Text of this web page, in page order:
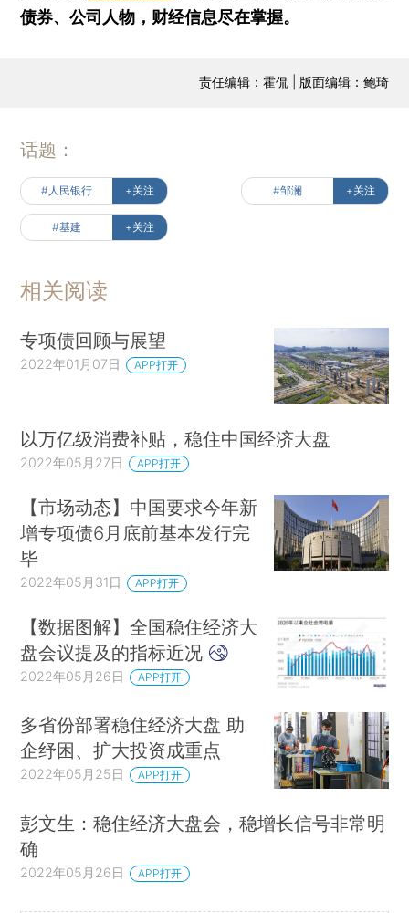
债券、公司人物，财经信息尽在掌握。
责任编辑：霍侃 | 版面编辑：鲍琦
话题：
#人民银行 +关注 #邹澜 +关注
#基建 +关注
相关阅读
专项债回顾与展望
2022年01月07日 APP打开
以万亿级消费补贴，稳住中国经济大盘
2022年05月27日 APP打开
【市场动态】中国要求今年新
增专项债6月底前基本发行完
毕
2022年05月31日 APP打开
【数据图解】全国稳住经济大
盘会议提及的指标近况
2022年05月26日 APP打开
多省份部署稳住经济大盘 助
企纾困、扩大投资成重点
2022年05月25日 APP打开
彭文生：稳住经济大盘会，稳增长信号非常明
确
2022年05月26日 APP打开